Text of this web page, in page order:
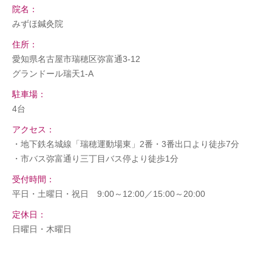
院名：
みずほ鍼灸院
住所：
愛知県名古屋市瑞穂区弥富通3-12
グランドール瑞天1-A
駐車場：
4台
アクセス：
・地下鉄名城線「瑞穂運動場東」2番・3番出口より徒歩7分
・市バス弥富通り三丁目バス停より徒歩1分
受付時間：
平日・土曜日・祝日 9:00～12:00／15:00～20:00
定休日：
日曜日・木曜日